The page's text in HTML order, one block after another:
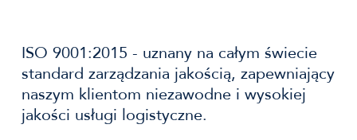
ISO 9001:2015 - uznany na całym świecie
standard zarządzania jakością, zapewniający
naszym klientom niezawodne i wysokiej
jakości usługi logistyczne.